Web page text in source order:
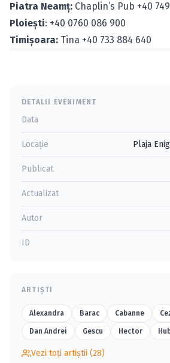
Piatra Neamţ: Chaplin’s Pub +40
Ploieşti: +40 0760 086 900
Timişoara: Tina +40 733 884 640
DETALII EVENIMENT
Data
Locație Plaja
Publicat
Actualizat
Autor
ID
ARTIȘTI
Alexandra Barac Cabanne
Dan Andrei Gescu Hector
Vezi toți artiștii (28)